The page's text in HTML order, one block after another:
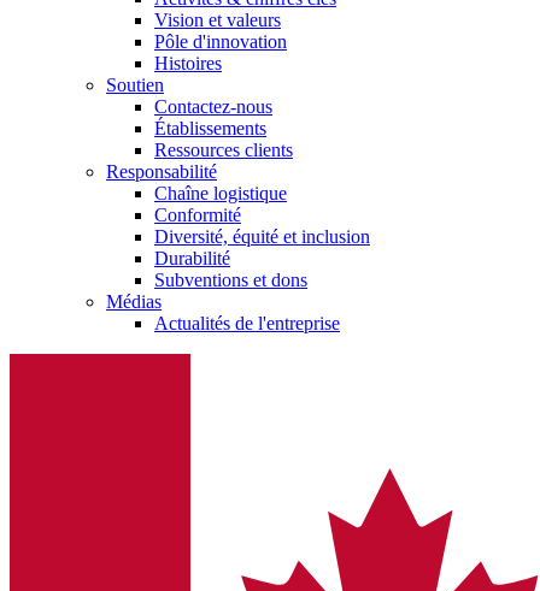
Vision et valeurs
Pôle d'innovation
Histoires
Soutien
Contactez-nous
Établissements
Ressources clients
Responsabilité
Chaîne logistique
Conformité
Diversité, équité et inclusion
Durabilité
Subventions et dons
Médias
Actualités de l'entreprise